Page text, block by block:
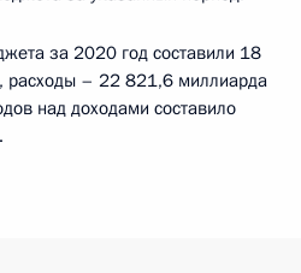
за 2020 год составили 18
расходы – 22 821,6 миллиарда
над доходами составило